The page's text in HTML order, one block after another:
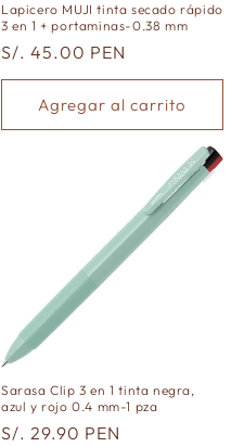
Lapicero MUJI tinta secado rápido
3 en 1 + portaminas-0.38 mm
Precio
habitual
S/. 45.00 PEN
Agregar al carrito
Sarasa Clip 3 en 1 tinta negra,
azul y rojo 0.4 mm-1 pza
Precio
S/. 29.90 PEN